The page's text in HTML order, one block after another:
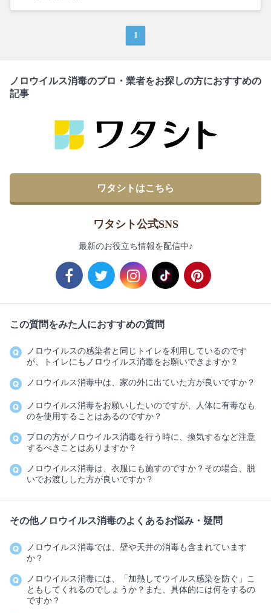
1
ノロウイルス消毒のプロ・業者をお探しの方におすすめの
記事
ワタシトはこちら
ワタシト公式SNS
最新のお役立ち情報を配信中♪
この質問をみた人におすすめの質問
ノロウイルスの感染者と同じトイレを利用しているのです
が、トイレにもノロウイルス消毒をお願いできますか？
ノロウイルス消毒中は、家の外に出ていた方が良いですか？
ノロウイルス消毒をお願いしたいのですが、人体に有毒なも
のを使用することはあるのですか？
プロの方がノロウイルス消毒を行う時に、換気するなど注意
するべきことはありますか？
ノロウイルス消毒は、衣服にも施すのですか？その場合、脱
いでお渡しした方が良いですか？
その他ノロウイルス消毒のよくあるお悩み・疑問
ノロウイルス消毒では、壁や天井の消毒も含まれています
か？
ノロウイルス消毒には、「加熱してウイルス感染を防ぐ」こ
ともしてくれるのでしょうか？また、具体的には何をするの
ですか？